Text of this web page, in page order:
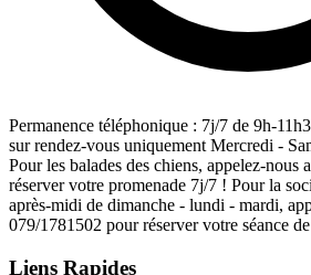
Permanence téléphonique : 7j/7 de 9h-
sur rendez-vous uniquement Mercredi -
Pour les balades des chiens, appelez-nous
réserver votre promenade 7j/7 ! Pour la
après-midi de dimanche - lundi - mardi,
079/1781502 pour réserver votre séance
Liens Rapides